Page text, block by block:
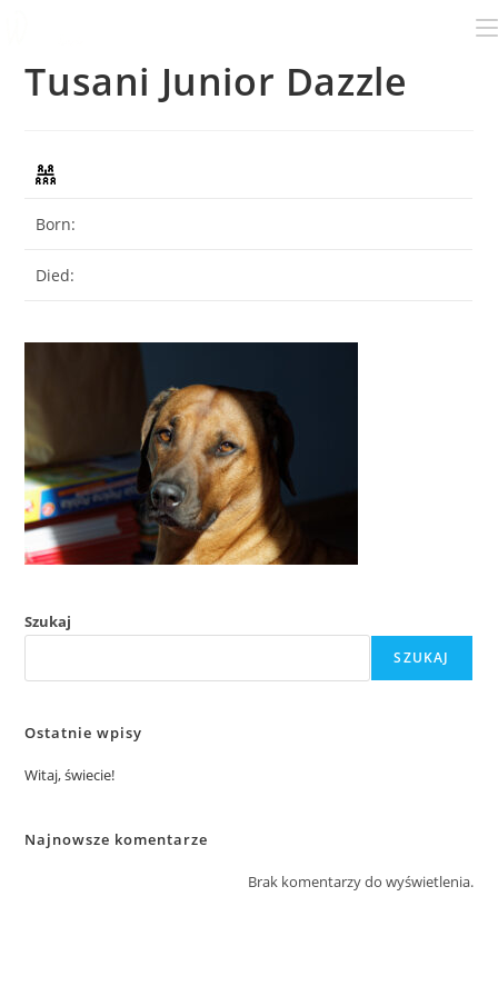
Tusani Junior Dazzle
Born:
Died:
Szukaj
SZUKAJ
Ostatnie wpisy
Witaj, świecie!
Najnowsze komentarze
Brak komentarzy do wyświetlenia.